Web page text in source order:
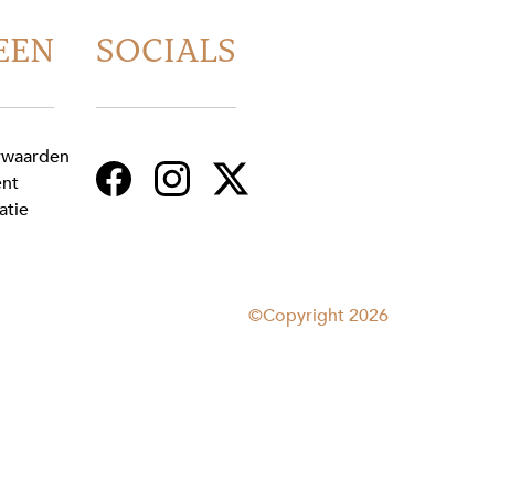
SOCIALS
©Copyright 2026